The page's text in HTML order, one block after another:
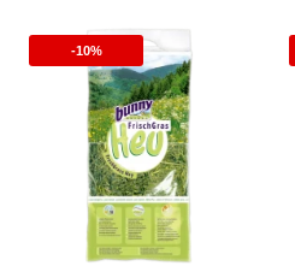
-10%